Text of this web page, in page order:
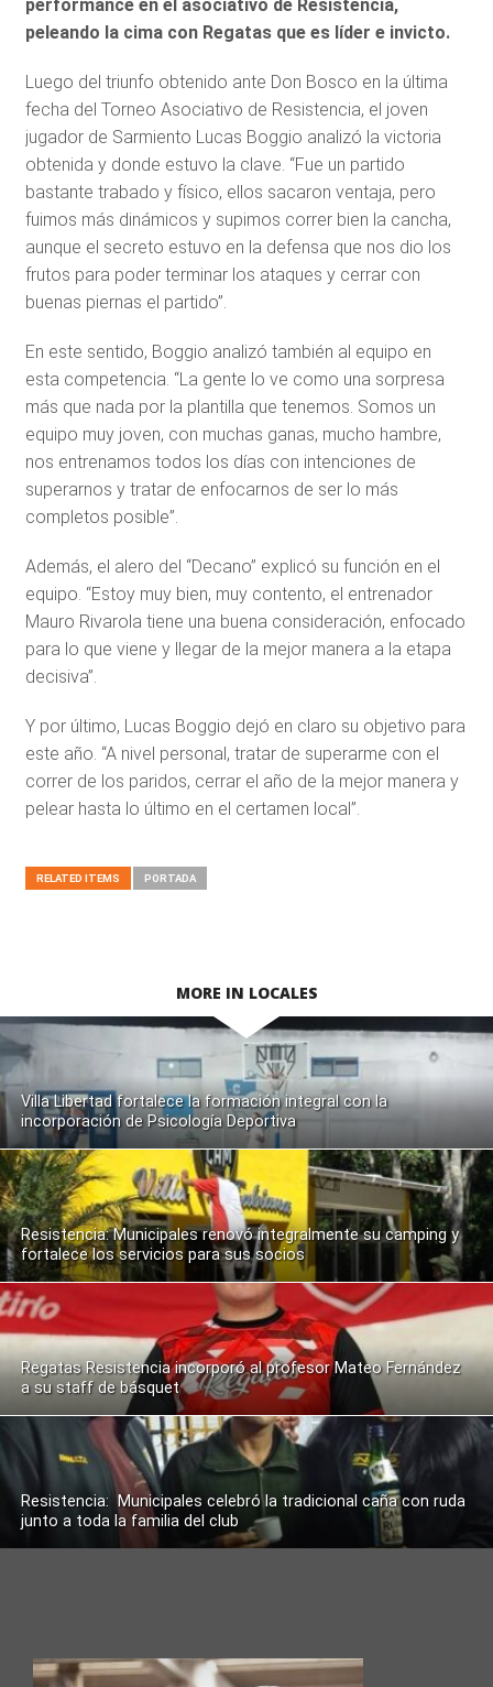
performance en el asociativo de Resistencia,
peleando la cima con Regatas que es líder e invicto.
Luego del triunfo obtenido ante Don Bosco en la última
fecha del Torneo Asociativo de Resistencia, el joven
jugador de Sarmiento Lucas Boggio analizó la victoria
obtenida y donde estuvo la clave. “Fue un partido
bastante trabado y físico, ellos sacaron ventaja, pero
fuimos más dinámicos y supimos correr bien la cancha,
aunque el secreto estuvo en la defensa que nos dio los
frutos para poder terminar los ataques y cerrar con
buenas piernas el partido”.
En este sentido, Boggio analizó también al equipo en
esta competencia. “La gente lo ve como una sorpresa
más que nada por la plantilla que tenemos. Somos un
equipo muy joven, con muchas ganas, mucho hambre,
nos entrenamos todos los días con intenciones de
superarnos y tratar de enfocarnos de ser lo más
completos posible”.
Además, el alero del “Decano” explicó su función en el
equipo. “Estoy muy bien, muy contento, el entrenador
Mauro Rivarola tiene una buena consideración, enfocado
para lo que viene y llegar de la mejor manera a la etapa
decisiva”.
Y por último, Lucas Boggio dejó en claro su objetivo para
este año. “A nivel personal, tratar de superarme con el
correr de los paridos, cerrar el año de la mejor manera y
pelear hasta lo último en el certamen local”.
RELATED ITEMS PORTADA
MORE IN LOCALES
Villa Libertad fortalece la formación integral con la
incorporación de Psicología Deportiva
Resistencia: Municipales renovó integralmente su camping y
fortalece los servicios para sus socios
Regatas Resistencia incorporó al profesor Mateo Fernández
a su staff de básquet
Resistencia: Municipales celebró la tradicional caña con ruda
junto a toda la familia del club